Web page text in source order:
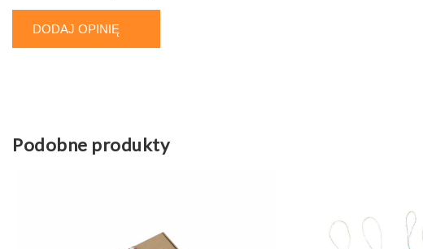
DODAJ OPINIĘ
Podobne produkty